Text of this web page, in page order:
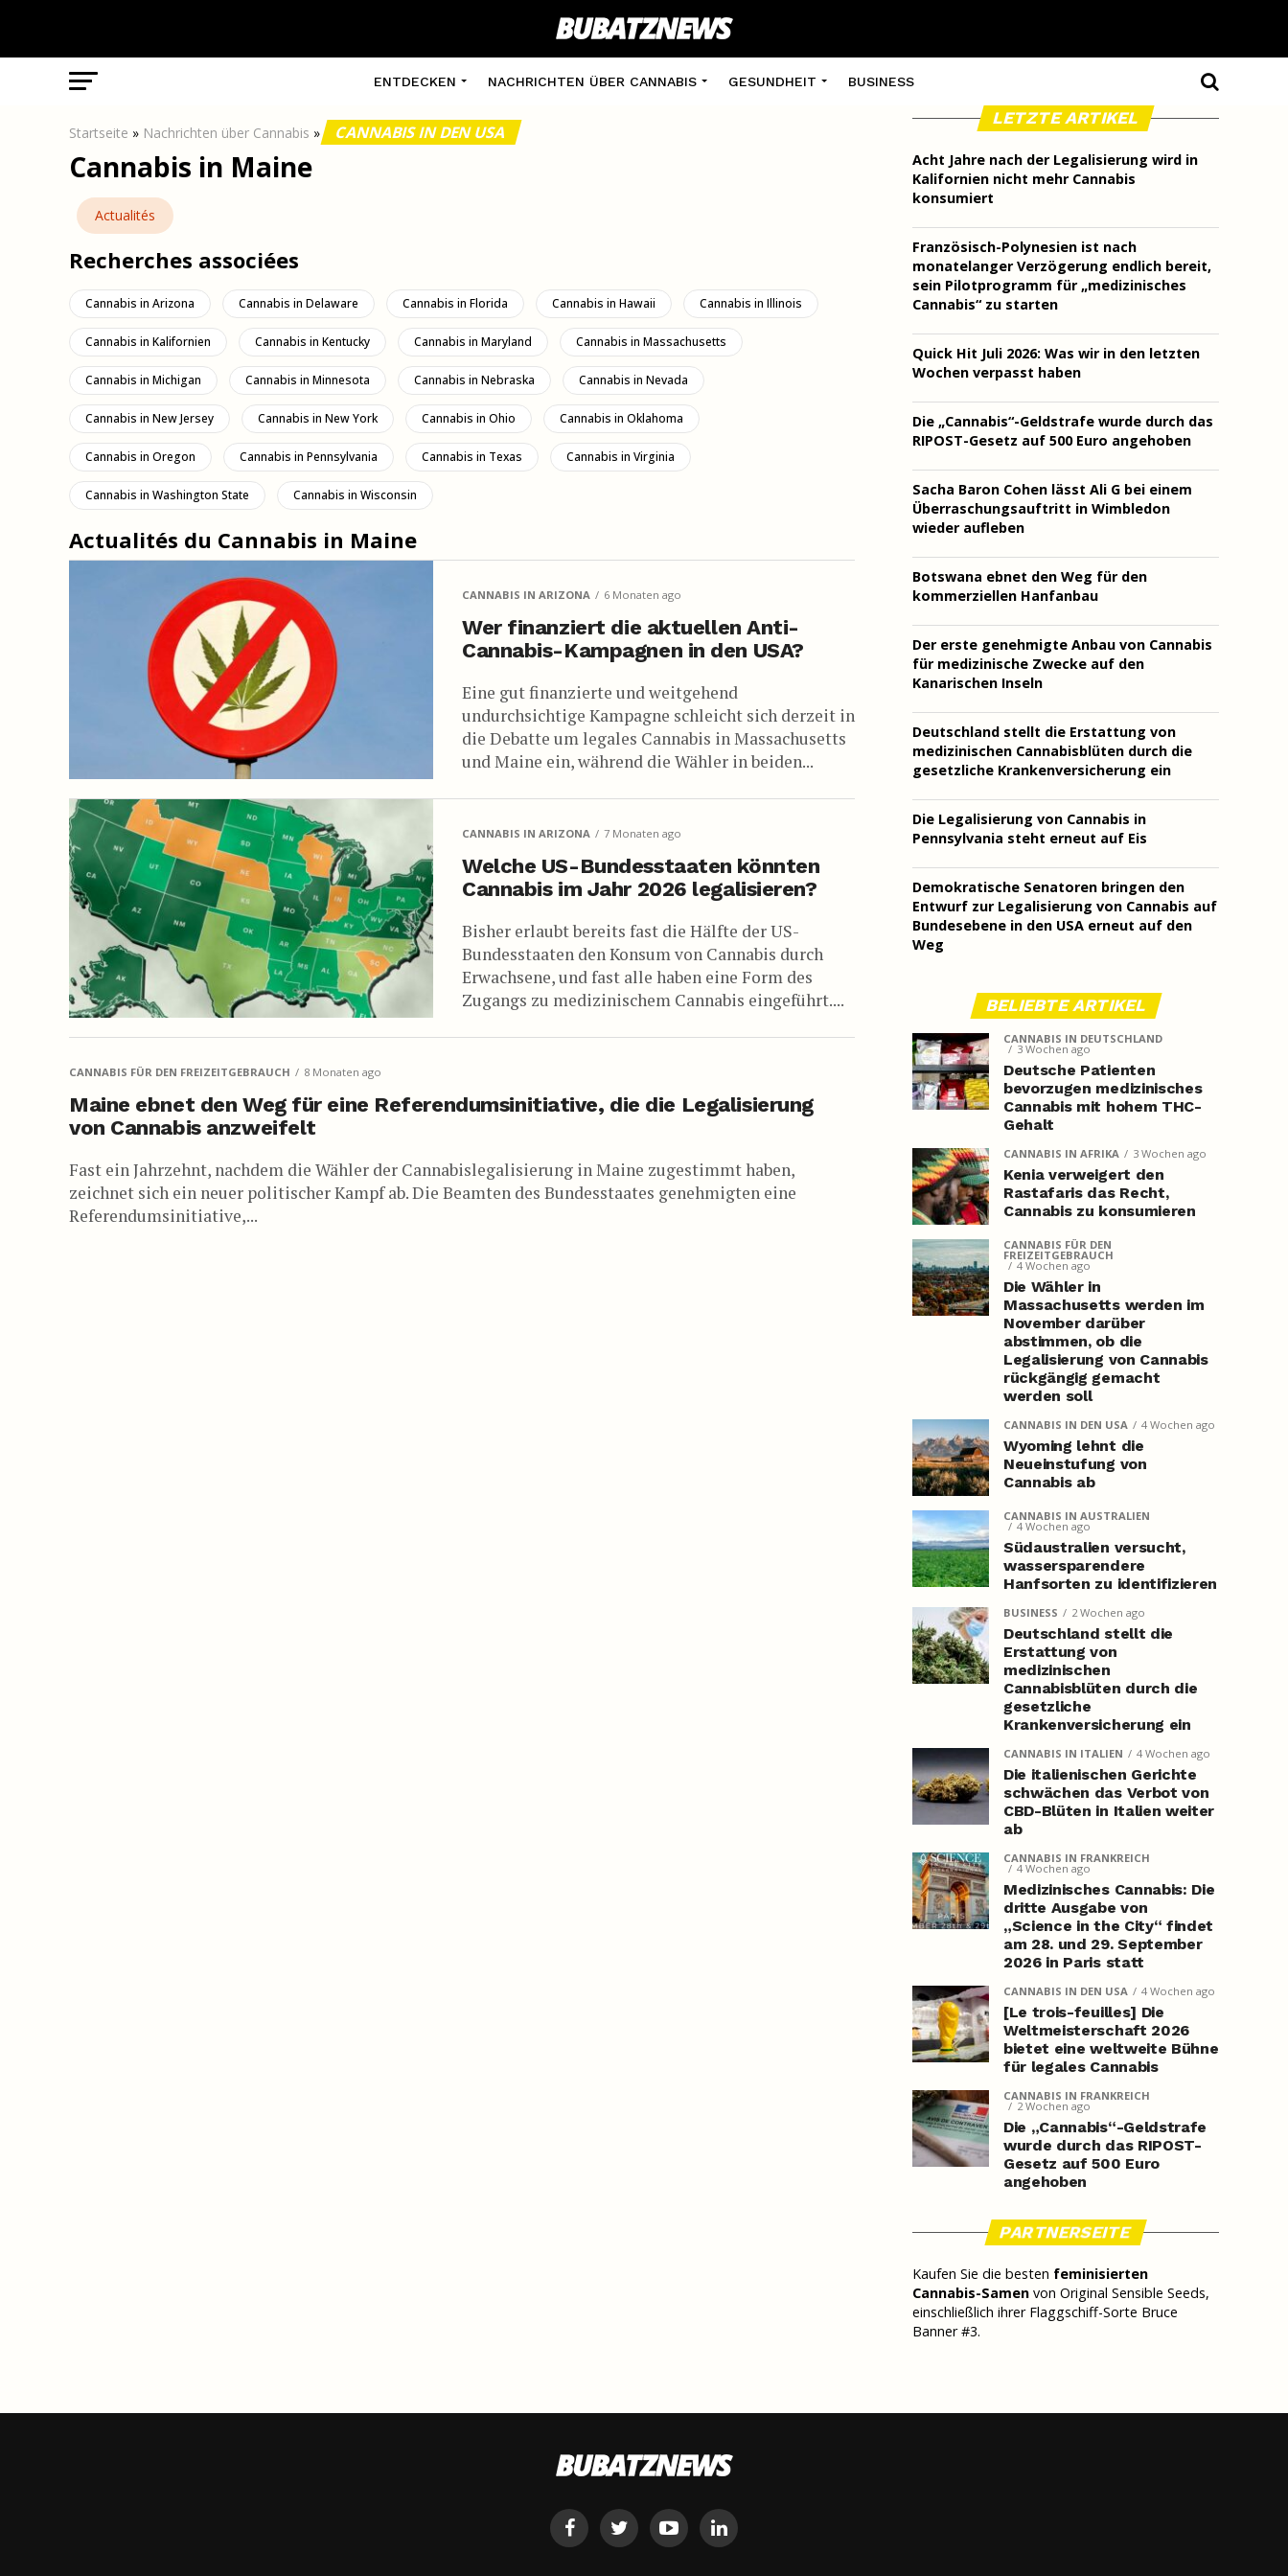
ENTDECKEN NACHRICHTEN ÜBER CANNABIS GESUNDHEIT BUSINESS
Startseite » Nachrichten über Cannabis » CANNABIS IN DEN USA
Cannabis in Maine
Actualités
Recherches associées
Cannabis in Arizona Cannabis in Delaware Cannabis in Florida Cannabis in Hawaii Cannabis in Illinois
Cannabis in Kalifornien Cannabis in Kentucky Cannabis in Maryland Cannabis in Massachusetts
Cannabis in Michigan Cannabis in Minnesota Cannabis in Nebraska Cannabis in Nevada
Cannabis in New Jersey Cannabis in New York Cannabis in Ohio Cannabis in Oklahoma
Cannabis in Oregon Cannabis in Pennsylvania Cannabis in Texas Cannabis in Virginia
Cannabis in Washington State Cannabis in Wisconsin
Actualités du Cannabis in Maine
CANNABIS IN ARIZONA 6 Monaten ago
Wer finanziert die aktuellen Anti-
Cannabis-Kampagnen in den USA?
Eine gut finanzierte und weitgehend
undurchsichtige Kampagne schleicht sich derzeit in
die Debatte um legales Cannabis in Massachusetts
und Maine ein, während die Wähler in beiden...
CANNABIS IN ARIZONA 7 Monaten ago
Welche US-Bundesstaaten könnten
Cannabis im Jahr 2026 legalisieren?
Bisher erlaubt bereits fast die Hälfte der US-
Bundesstaaten den Konsum von Cannabis durch
Erwachsene, und fast alle haben eine Form des
Zugangs zu medizinischem Cannabis eingeführt....
CANNABIS FÜR DEN FREIZEITGEBRAUCH 8 Monaten ago
Maine ebnet den Weg für eine Referendumsinitiative, die die Legalisierung
von Cannabis anzweifelt
Fast ein Jahrzehnt, nachdem die Wähler der Cannabislegalisierung in Maine zugestimmt haben,
zeichnet sich ein neuer politischer Kampf ab. Die Beamten des Bundesstaates genehmigten eine
Referendumsinitiative,...
LETZTE ARTIKEL
Acht Jahre nach der Legalisierung wird in
Kalifornien nicht mehr Cannabis
konsumiert
Französisch-Polynesien ist nach
monatelanger Verzögerung endlich bereit,
sein Pilotprogramm für „medizinisches
Cannabis“ zu starten
Quick Hit Juli 2026: Was wir in den letzten
Wochen verpasst haben
Die „Cannabis“-Geldstrafe wurde durch das
RIPOST-Gesetz auf 500 Euro angehoben
Sacha Baron Cohen lässt Ali G bei einem
Überraschungsauftritt in Wimbledon
wieder aufleben
Botswana ebnet den Weg für den
kommerziellen Hanfanbau
Der erste genehmigte Anbau von Cannabis
für medizinische Zwecke auf den
Kanarischen Inseln
Deutschland stellt die Erstattung von
medizinischen Cannabisblüten durch die
gesetzliche Krankenversicherung ein
Die Legalisierung von Cannabis in
Pennsylvania steht erneut auf Eis
Demokratische Senatoren bringen den
Entwurf zur Legalisierung von Cannabis auf
Bundesebene in den USA erneut auf den
Weg
BELIEBTE ARTIKEL
CANNABIS IN DEUTSCHLAND
3 Wochen ago
Deutsche Patienten
bevorzugen medizinisches
Cannabis mit hohem THC-
Gehalt
CANNABIS IN AFRIKA 3 Wochen ago
Kenia verweigert den
Rastafaris das Recht,
Cannabis zu konsumieren
CANNABIS FÜR DEN
FREIZEITGEBRAUCH
4 Wochen ago
Die Wähler in
Massachusetts werden im
November darüber
abstimmen, ob die
Legalisierung von Cannabis
rückgängig gemacht
werden soll
CANNABIS IN DEN USA 4 Wochen ago
Wyoming lehnt die
Neueinstufung von
Cannabis ab
CANNABIS IN AUSTRALIEN
4 Wochen ago
Südaustralien versucht,
wassersparendere
Hanfsorten zu identifizieren
BUSINESS 2 Wochen ago
Deutschland stellt die
Erstattung von
medizinischen
Cannabisblüten durch die
gesetzliche
Krankenversicherung ein
CANNABIS IN ITALIEN 4 Wochen ago
Die italienischen Gerichte
schwächen das Verbot von
CBD-Blüten in Italien weiter
ab
CANNABIS IN FRANKREICH
4 Wochen ago
Medizinisches Cannabis: Die
dritte Ausgabe von
„Science in the City“ findet
am 28. und 29. September
2026 in Paris statt
CANNABIS IN DEN USA 4 Wochen ago
[Le trois-feuilles] Die
Weltmeisterschaft 2026
bietet eine weltweite Bühne
für legales Cannabis
CANNABIS IN FRANKREICH
2 Wochen ago
Die „Cannabis“-Geldstrafe
wurde durch das RIPOST-
Gesetz auf 500 Euro
angehoben
PARTNERSEITE
Kaufen Sie die besten feminisierten
Cannabis-Samen von Original Sensible Seeds,
einschließlich ihrer Flaggschiff-Sorte Bruce
Banner #3.